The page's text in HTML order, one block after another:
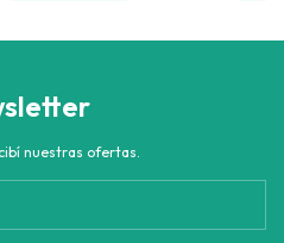
nuestras ofertas.